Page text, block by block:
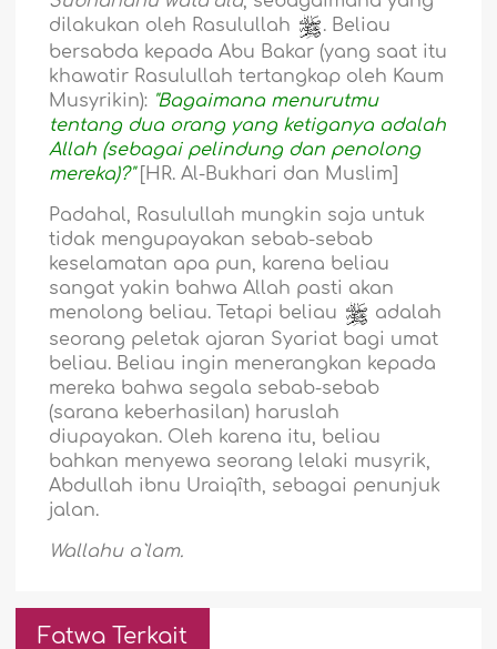
dilakukan oleh Rasulullah
. Beliau
bersabda kepada Abu Bakar (yang saat itu
khawatir Rasulullah tertangkap oleh Kaum
Musyrikin): "Bagaimana menurutmu
tentang dua orang yang ketiganya adalah
Allah (sebagai pelindung dan penolong
mereka)?"[HR. Al-Bukhari dan Muslim]
Padahal, Rasulullah mungkin saja untuk
tidak mengupayakan sebab-sebab
keselamatan apa pun, karena beliau
sangat yakin bahwa Allah pasti akan
menolong beliau. Tetapi beliau
adalah
seorang peletak ajaran Syariat bagi umat
beliau. Beliau ingin menerangkan kepada
mereka bahwa segala sebab-sebab
(sarana keberhasilan) haruslah
diupayakan. Oleh karena itu, beliau
bahkan menyewa seorang lelaki musyrik,
Abdullah ibnu Uraiqîth, sebagai penunjuk
jalan.
Wallahu a`lam.
Fatwa Terkait